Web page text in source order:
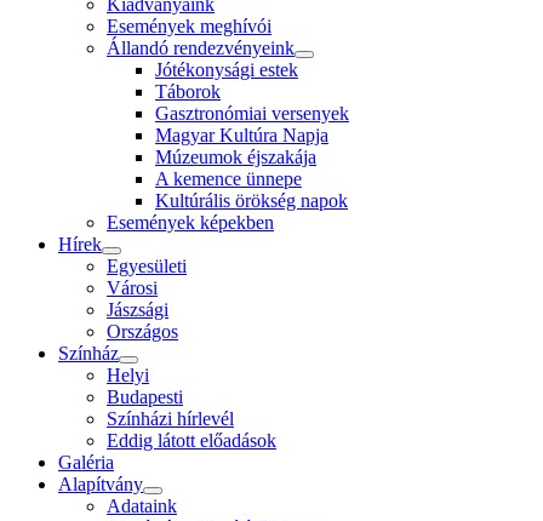
Kiadványaink
Események meghívói
Állandó rendezvényeink
Jótékonysági estek
Táborok
Gasztronómiai versenyek
Magyar Kultúra Napja
Múzeumok éjszakája
A kemence ünnepe
Kultúrális örökség napok
Események képekben
Hírek
Egyesületi
Városi
Jászsági
Országos
Színház
Helyi
Budapesti
Színházi hírlevél
Eddig látott előadások
Galéria
Alapítvány
Adataink